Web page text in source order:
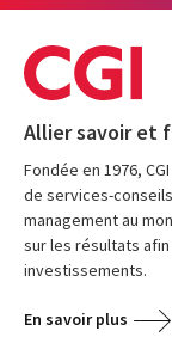
Allier savoir et
Fondée en 1976,
de services-
management au
sur les résultats
investissements.
En savoir plus